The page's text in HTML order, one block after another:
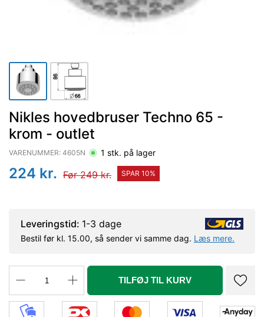
Nikles hovedbruser Techno 65 -
krom - outlet
VARENUMMER: 4605N 1 stk. på lager
224 kr. Før249kr. SPAR 10%
Leveringstid: 1-3 dage
Bestil før kl. 15.00, så sender vi samme dag. Læs mere.
TILFØJ TIL KURV